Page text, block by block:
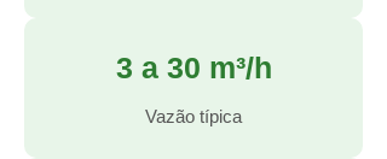
3 a 30 m³/h
Vazão típica